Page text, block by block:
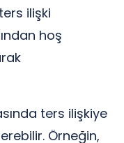
ilişki
hoş
ters ilişkiye
Örneğin,